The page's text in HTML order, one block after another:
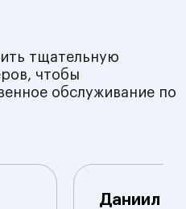
тщательную
чтобы
обслуживание по
Даниил